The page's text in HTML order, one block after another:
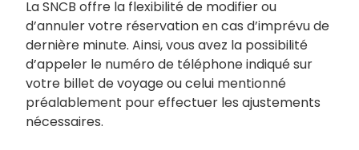
La SNCB offre la flexibilité de modifier ou
d’annuler votre réservation en cas d’imprévu de
dernière minute. Ainsi, vous avez la possibilité
d’appeler le numéro de téléphone indiqué sur
votre billet de voyage ou celui mentionné
préalablement pour effectuer les ajustements
nécessaires.